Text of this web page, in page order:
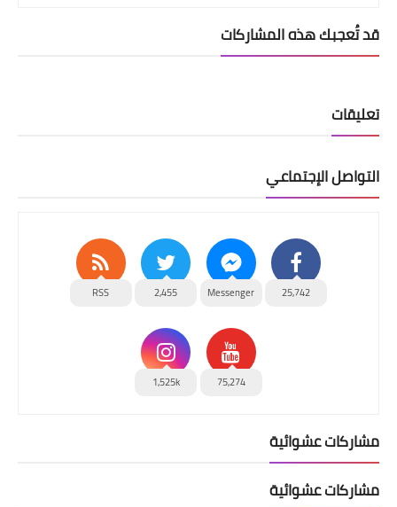
قد تُعجبك هذه المشاركات
تعليقات
التواصل الإجتماعي
25,742
Messenger
2,455
RSS
75,274
1,525k
مشاركات عشوائية
مشاركات عشوائية